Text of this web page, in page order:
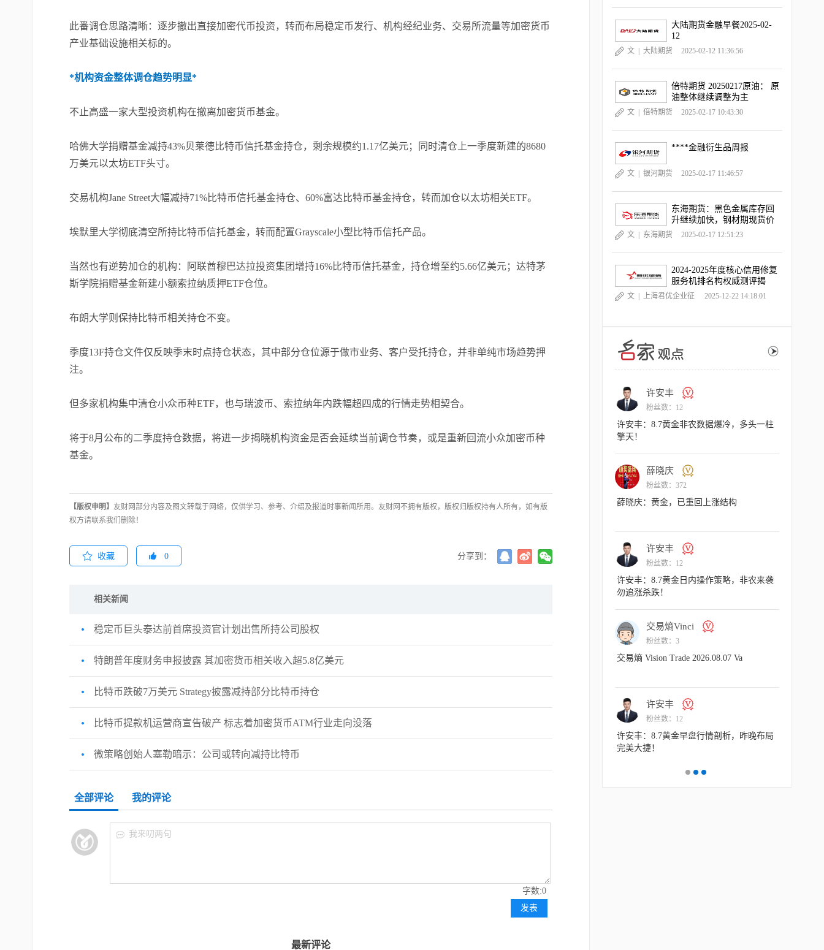
此番调仓思路清晰：逐步撤出直接加密代币投资，转而布局稳定币发行、机构经纪业务、交易所流量等加密货币
产业基础设施相关标的。
*机构资金整体调仓趋势明显*
不止高盛一家大型投资机构在撤离加密货币基金。
哈佛大学捐赠基金减持43%贝莱德比特币信托基金持仓，剩余规模约1.17亿美元；同时清仓上一季度新建的8680
万美元以太坊ETF头寸。
交易机构Jane Street大幅减持71%比特币信托基金持仓、60%富达比特币基金持仓，转而加仓以太坊相关ETF。
埃默里大学彻底清空所持比特币信托基金，转而配置Grayscale小型比特币信托产品。
当然也有逆势加仓的机构：阿联酋穆巴达拉投资集团增持16%比特币信托基金，持仓增至约5.66亿美元；达特茅
斯学院捐赠基金新建小额索拉纳质押ETF仓位。
布朗大学则保持比特币相关持仓不变。
季度13F持仓文件仅反映季末时点持仓状态，其中部分仓位源于做市业务、客户受托持仓，并非单纯市场趋势押
注。
但多家机构集中清仓小众币种ETF，也与瑞波币、索拉纳年内跌幅超四成的行情走势相契合。
将于8月公布的二季度持仓数据，将进一步揭晓机构资金是否会延续当前调仓节奏，或是重新回流小众加密币种
基金。
【版权申明】 友财网部分内容及图文转载于网络，仅供学习、参考、介绍及报道时事新闻所用。友财网不拥有版权，版权归版权持有人所有，如有版
权方请联系我们删除！
收藏 0 分享到：
相关新闻
稳定币巨头泰达前首席投资官计划出售所持公司股权
特朗普年度财务申报披露 其加密货币相关收入超5.8亿美元
比特币跌破7万美元 Strategy披露减持部分比特币持仓
比特币提款机运营商宣告破产 标志着加密货币ATM行业走向没落
微策略创始人塞勒暗示：公司或转向减持比特币
全部评论 我的评论
字数:0
我来叨两句
发表
最新评论
大陆期货金融早餐2025-02-
12
文 | 大陆期货 2025-02-12 11:36:56
倍特期货 20250217原油： 原
油整体继续调整为主
文 | 倍特期货 2025-02-17 10:43:30
****金融衍生品周报
文 | 银河期货 2025-02-17 11:46:57
东海期货：黑色金属库存回
升继续加快，钢材期现货价
格跌幅扩大
文 | 东海期货 2025-02-17 12:51:23
2024-2025年度核心信用修复
服务机排名构权威测评揭
晓，《中国晨报》独家深度
文 | 上海君优企业征
2025-12-22 14:18:01
许安丰
粉丝数：12
许安丰：8.7黄金非农数据爆冷，多头一柱
擎天！
薛晓庆
粉丝数：372
薛晓庆：黄金，已重回上涨结构
许安丰
粉丝数：12
许安丰：8.7黄金日内操作策略，非农来袭
勿追涨杀跌！
交易熵Vinci
粉丝数：3
交易熵 Vision Trade 2026.08.07 Va
许安丰
粉丝数：12
许安丰：8.7黄金早盘行情剖析，昨晚布局
完美大捷！